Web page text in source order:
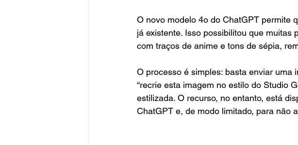
O novo modelo 4o do ChatGPT permite
já existente. Isso possibilitou que muitas
com traços de anime e tons de sépia,
O processo é simples: basta enviar uma
“recrie esta imagem no estilo do Studio
estilizada. O recurso, no entanto, está
ChatGPT e, de modo limitado, para não